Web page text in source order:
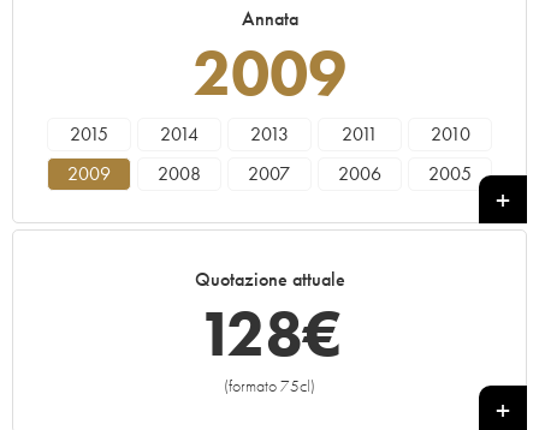
Annata
2009
2015 2014 2013 2011
2010
2009
2008 2007 2006
2005
Quotazione attuale
128€
(formato 75cl)
+